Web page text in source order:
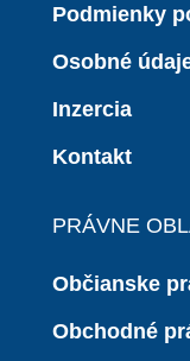
Podmienky
Osobné
Inzercia
Kontakt
PRÁVNE
Občianske
Obchodné